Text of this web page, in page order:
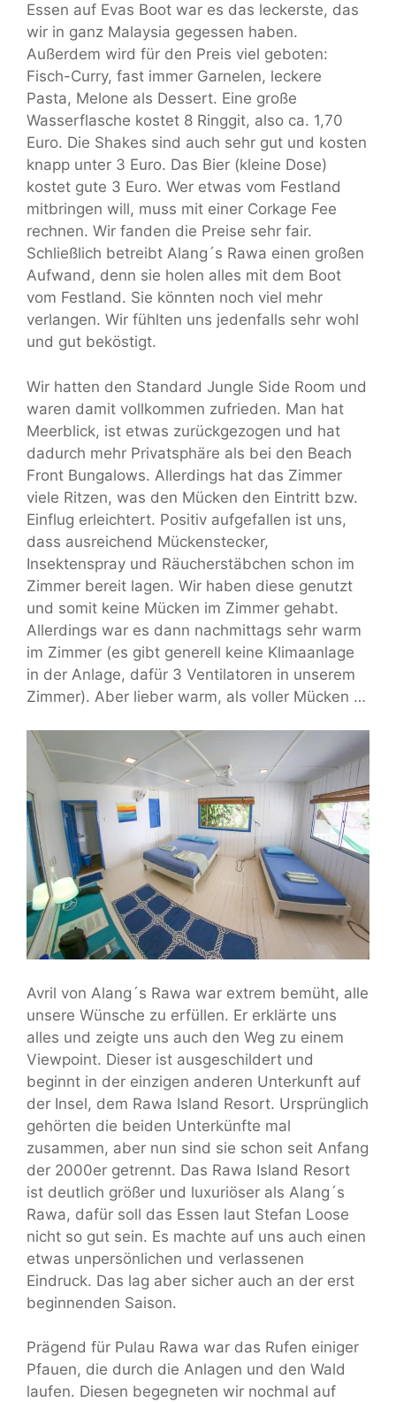
Essen auf Evas Boot war es das leckerste, das
wir in ganz Malaysia gegessen haben.
Außerdem wird für den Preis viel geboten:
Fisch-Curry, fast immer Garnelen, leckere
Pasta, Melone als Dessert. Eine große
Wasserflasche kostet 8 Ringgit, also ca. 1,70
Euro. Die Shakes sind auch sehr gut und kosten
knapp unter 3 Euro. Das Bier (kleine Dose)
kostet gute 3 Euro. Wer etwas vom Festland
mitbringen will, muss mit einer Corkage Fee
rechnen. Wir fanden die Preise sehr fair.
Schließlich betreibt Alang´s Rawa einen großen
Aufwand, denn sie holen alles mit dem Boot
vom Festland. Sie könnten noch viel mehr
verlangen. Wir fühlten uns jedenfalls sehr wohl
und gut beköstigt.
Wir hatten den Standard Jungle Side Room und
waren damit vollkommen zufrieden. Man hat
Meerblick, ist etwas zurückgezogen und hat
dadurch mehr Privatsphäre als bei den Beach
Front Bungalows. Allerdings hat das Zimmer
viele Ritzen, was den Mücken den Eintritt bzw.
Einflug erleichtert. Positiv aufgefallen ist uns,
dass ausreichend Mückenstecker,
Insektenspray und Räucherstäbchen schon im
Zimmer bereit lagen. Wir haben diese genutzt
und somit keine Mücken im Zimmer gehabt.
Allerdings war es dann nachmittags sehr warm
im Zimmer (es gibt generell keine Klimaanlage
in der Anlage, dafür 3 Ventilatoren in unserem
Zimmer). Aber lieber warm, als voller Mücken …
Avril von Alang´s Rawa war extrem bemüht, alle
unsere Wünsche zu erfüllen. Er erklärte uns
alles und zeigte uns auch den Weg zu einem
Viewpoint. Dieser ist ausgeschildert und
beginnt in der einzigen anderen Unterkunft auf
der Insel, dem Rawa Island Resort. Ursprünglich
gehörten die beiden Unterkünfte mal
zusammen, aber nun sind sie schon seit Anfang
der 2000er getrennt. Das Rawa Island Resort
ist deutlich größer und luxuriöser als Alang´s
Rawa, dafür soll das Essen laut Stefan Loose
nicht so gut sein. Es machte auf uns auch einen
etwas unpersönlichen und verlassenen
Eindruck. Das lag aber sicher auch an der erst
beginnenden Saison.
Prägend für Pulau Rawa war das Rufen einiger
Pfauen, die durch die Anlagen und den Wald
laufen. Diesen begegneten wir nochmal auf